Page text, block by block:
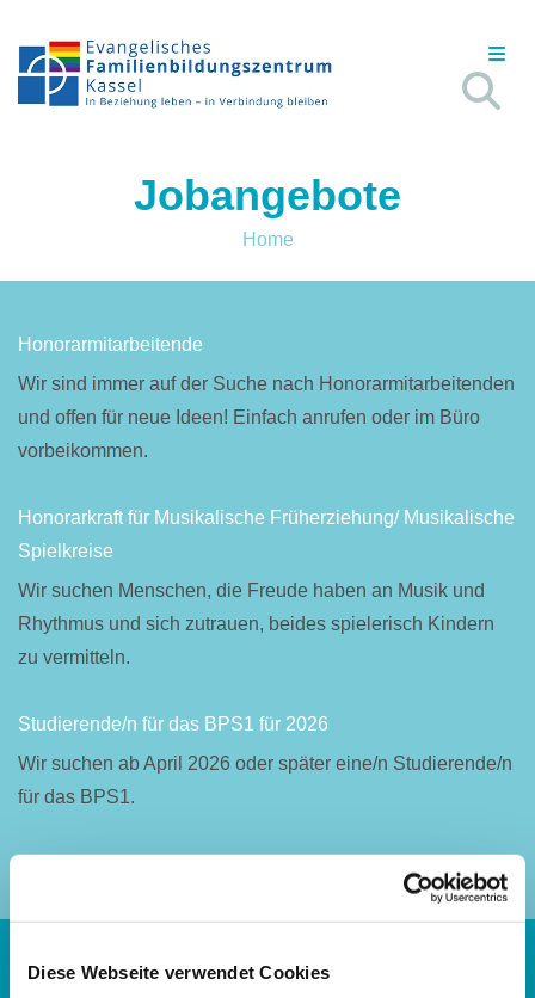
Diese Webseite verwendet Cookies
Jobangebote
Home
Honorarmitarbeitende
Wir sind immer auf der Suche nach Honorarmitarbeitenden
und offen für neue Ideen! Einfach anrufen oder im Büro
vorbeikommen.
Honorarkraft für Musikalische Früherziehung/ Musikalische
Spielkreise
Wir suchen Menschen, die Freude haben an Musik und
Rhythmus und sich zutrauen, beides spielerisch Kindern
zu vermitteln.
Studierende/n für das BPS1 für 2026
Wir suchen ab April 2026 oder später eine/n Studierende/n
für das BPS1.
Evangelisches Familienbildungszentrum Kassel